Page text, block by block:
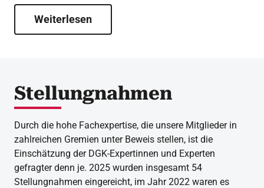
Weiterlesen
Stellungnahmen
Durch die hohe Fachexpertise, die unsere Mitglieder in
zahlreichen Gremien unter Beweis stellen, ist die
Einschätzung der DGK-Expertinnen und Experten
gefragter denn je. 2025 wurden insgesamt 54
Stellungnahmen eingereicht, im Jahr 2022 waren es